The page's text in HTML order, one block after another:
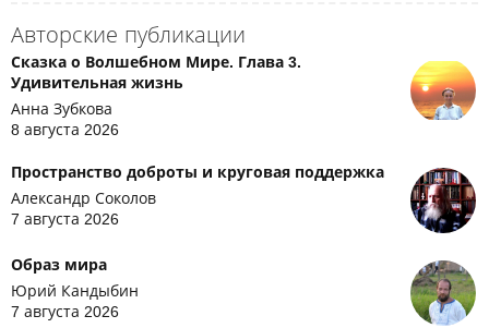
Авторские публикации
Сказка о Волшебном Мире. Глава 3.
Удивительная жизнь
Анна Зубкова
8 августа 2026
Пространство доброты и круговая поддержка
Александр Соколов
7 августа 2026
Образ мира
Юрий Кандыбин
7 августа 2026